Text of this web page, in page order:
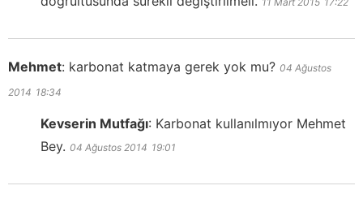
Mehmet: karbonat katmaya gerek yok mu? 04 Ağustos
2014 18:34
Kevserin Mutfağı: Karbonat kullanılmıyor Mehmet
Bey. 04 Ağustos 2014 19:01